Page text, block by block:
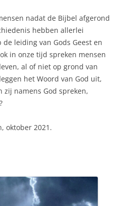
nadat de Bijbel afgerond
hebben allerlei
leiding van Gods Geest en
in onze tijd spreken mensen
al of niet op grond van
het Woord van God uit,
zij namens God spreken,
oktober 2021.